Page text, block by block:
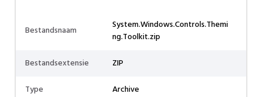
Bestandsnaam
System.Windows.Controls.Themi
ng.Toolkit.zip
Bestandsextensie
ZIP
Type
Archive